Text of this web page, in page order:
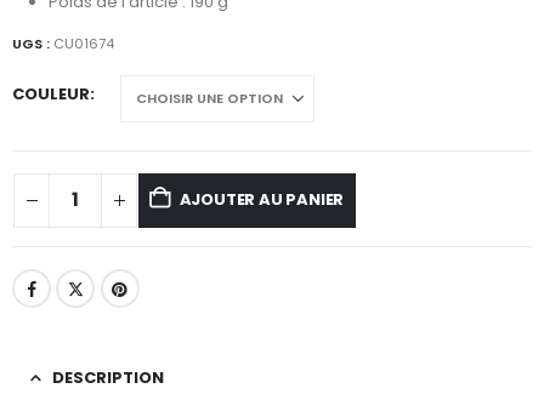
UGS : CU01674
COULEUR
AJOUTER AU PANIER
DESCRIPTION